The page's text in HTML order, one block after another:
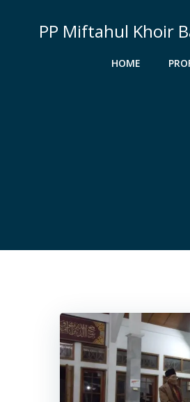
PP Miftahul Khoir
HOME